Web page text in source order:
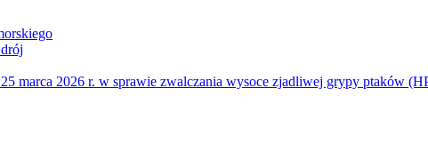
2026 r. w sprawie zwalczania wysoce zjadliwej grypy ptaków